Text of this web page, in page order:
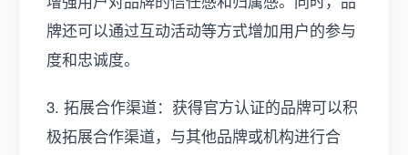
牌还可以通过互动活动等方式增加用户的参与
度和忠诚度。
3. 拓展合作渠道：获得官方认证的品牌可以积
极拓展合作渠道，与其他品牌或机构进行合